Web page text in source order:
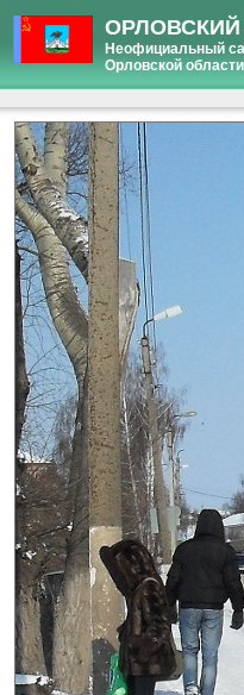
Неофициальный
Орловской области